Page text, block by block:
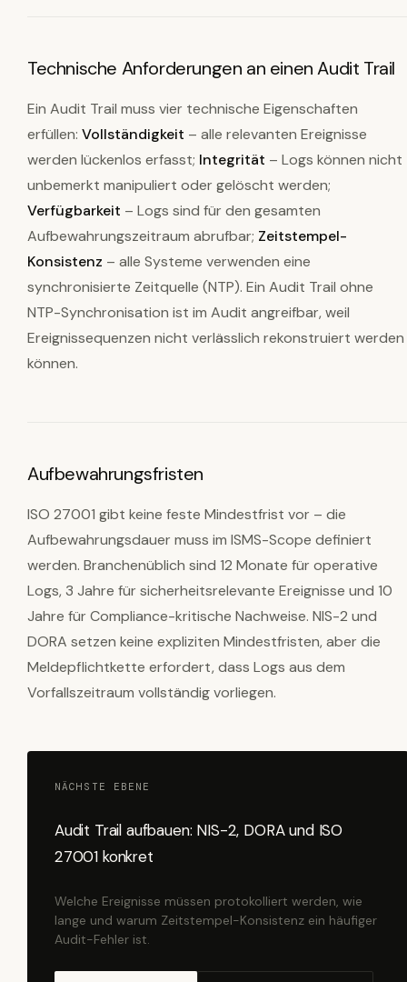
Technische Anforderungen an einen Audit Trail
Ein Audit Trail muss vier technische Eigenschaften
erfüllen: Vollständigkeit – alle relevanten Ereignisse
werden lückenlos erfasst; Integrität – Logs können nicht
unbemerkt manipuliert oder gelöscht werden;
Verfügbarkeit – Logs sind für den gesamten
Aufbewahrungszeitraum abrufbar; Zeitstempel-
Konsistenz – alle Systeme verwenden eine
synchronisierte Zeitquelle (NTP). Ein Audit Trail ohne
NTP-Synchronisation ist im Audit angreifbar, weil
Ereignissequenzen nicht verlässlich rekonstruiert werden
können.
Aufbewahrungsfristen
ISO 27001 gibt keine feste Mindestfrist vor – die
Aufbewahrungsdauer muss im ISMS-Scope definiert
werden. Branchenüblich sind 12 Monate für operative
Logs, 3 Jahre für sicherheitsrelevante Ereignisse und 10
Jahre für Compliance-kritische Nachweise. NIS-2 und
DORA setzen keine expliziten Mindestfristen, aber die
Meldepflichtkette erfordert, dass Logs aus dem
Vorfallszeitraum vollständig vorliegen.
NÄCHSTE EBENE
Audit Trail aufbauen: NIS-2, DORA und ISO
27001 konkret
Welche Ereignisse müssen protokolliert werden, wie
lange und warum Zeitstempel-Konsistenz ein häufiger
Audit-Fehler ist.